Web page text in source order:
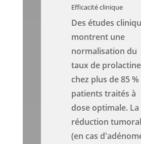
Efficacité clinique
Des études
montrent une
normalisation du
taux de prolactine
chez plus de 85 %
patients traités à
dose optimale. La
réduction
(en cas